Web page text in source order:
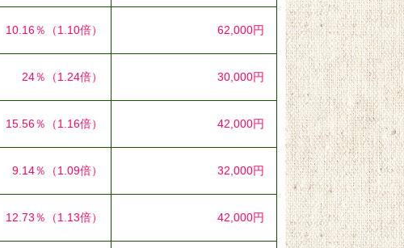
10.16％ （1.10倍） 62,000円
24％ （1.24倍） 30,000円
15.56％ （1.16倍） 42,000円
9.14％ （1.09倍） 32,000円
12.73％ （1.13倍） 42,000円